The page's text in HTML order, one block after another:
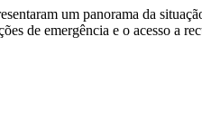
um panorama da
de emergência e o acesso a